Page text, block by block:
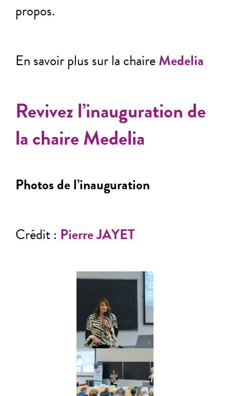
propos.
En savoir plus sur la chaireMedelia
Revivez l’inauguration de
la chaire Medelia
Photos de l’inauguration
Crédit : Pierre JAYET